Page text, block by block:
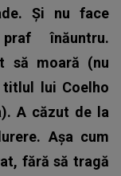
Și nu face
înăuntru.
să moară (nu
lui Coelho
A căzut de la
Așa cum
fără să tragă